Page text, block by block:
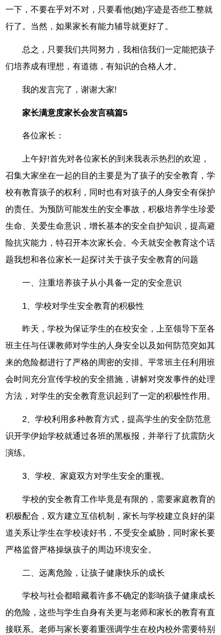
一下，不要在乎对不对，只要看他(她)字迹是否些工整就
行了。当然，如果家长有能力辅导就更好了。
总之，只要我们共同努力，我相信我们一定能把孩子
们培养成有理想，有道德，有知识的合格人才。
我的发言完了，谢谢大家!
家长满意度家长会发言稿篇5
各位家长：
上午好!首先对各位家长的到来我表示热烈的欢迎，
召集大家坐在一起的目的主要是为了孩子的安全教育，学
校有教育孩子的权利，同时也有对孩子的人身安全有保护
的责任。为预防可能发生的安全事故，积极培养学生珍爱
生命、关爱生命意识，增长基本的安全自护知识，提高避
险抗灾能力，特召开本次家长会。今天就安全教育这个话
题我想和各位家长一起探讨关于孩子安全教育的问题
一、注重培养孩子从小具备一定的安全意识
1、学校对学生安全教育的积极性
昨天，学校为保证学生的在校安全，上至领导下至各
班主任与任课教师对学生的人身安全以及如何防范突如其
来的危险都进行了严格的周密的安排。平常班主任利用班
会时间充分宣传学校的安全措施，讲解对突发事件的处理
方法，对学生的安全教育意识起到了一定的积极性作用。
2、学校利用多种教育方式，提高学生的安全防范意
识开学伊始学校就通过各班的黑板报，并举行了抗震防火
演练。
3、学校、家庭双方对学生安全的重视。
学校的安全教育工作毕竟是有限的，需要家庭教育的
积极配合，双方建立互信机制，家长与学校建立良好的渠
道关系让学生在学校读好书，不受安全威胁，同时家长要
严格监督严格操纵孩子的周边环境安全。
二、远离危险，让孩子健康快乐的成长
学校与社会都暗藏着许多不确定的影响孩子健康成长
的危险，这些与学生自身有关更与老师和家长的教育有直
接联系。老师与家长要着重强调学生在校内校外需要特别